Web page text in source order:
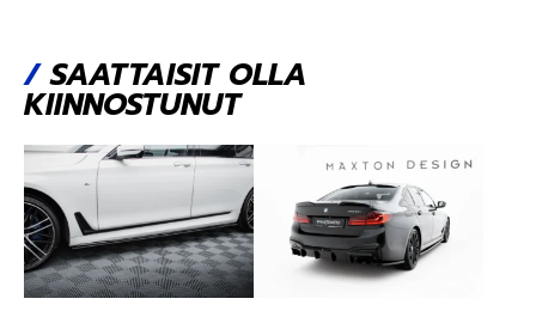
/SAATTAISIT OLLA
KIINNOSTUNUT